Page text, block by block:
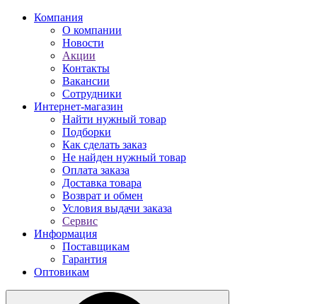
Компания
О компании
Новости
Акции
Контакты
Вакансии
Сотрудники
Интернет-магазин
Найти нужный товар
Подборки
Как сделать заказ
Не найден нужный товар
Оплата заказа
Доставка товара
Возврат и обмен
Условия выдачи заказа
Сервис
Информация
Поставщикам
Гарантия
Оптовикам